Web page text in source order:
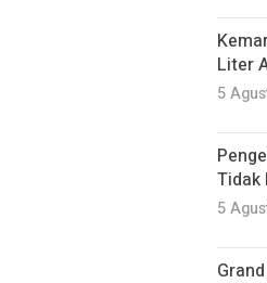
Liter
5
Tidak
5